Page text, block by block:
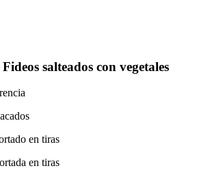
salteados con vegetales
en tiras
en tiras